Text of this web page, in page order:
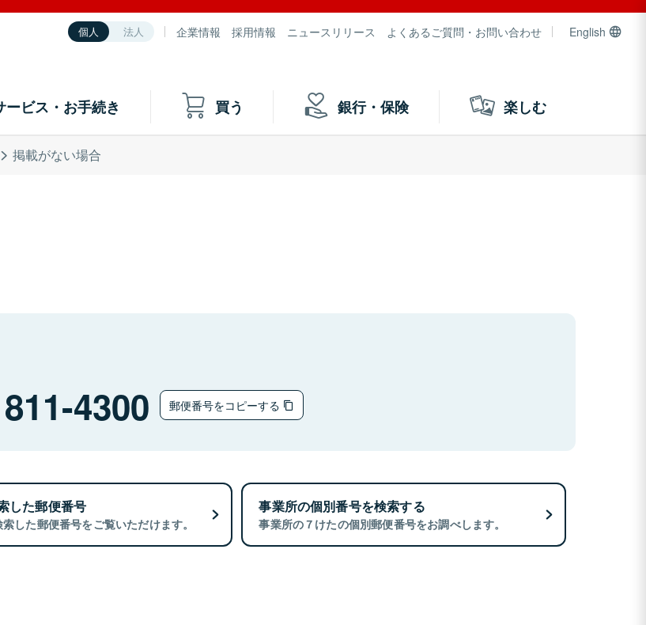
個人 法人 企業情報 採用情報 ニュースリリース よくあるご質問・お問い合わせ English
ービス・お手続き 買う 銀行・保険 楽しむ
掲載がない場合
811-4300 郵便番号をコピーする
した郵便番号
した郵便番号をご覧いただけます。
事業所の個別番号を検索する
事業所の７けたの個別郵便番号をお調べします。